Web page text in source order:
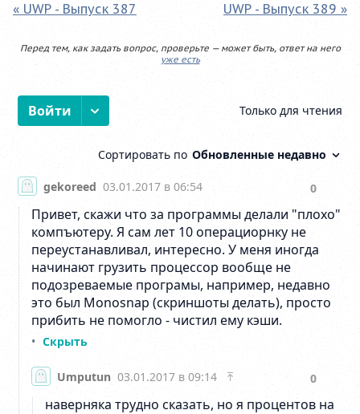
« UWP - Выпуск 387 UWP - Выпуск 389 »
Перед тем, как задать вопрос, проверьте — может быть, ответ на него
уже есть